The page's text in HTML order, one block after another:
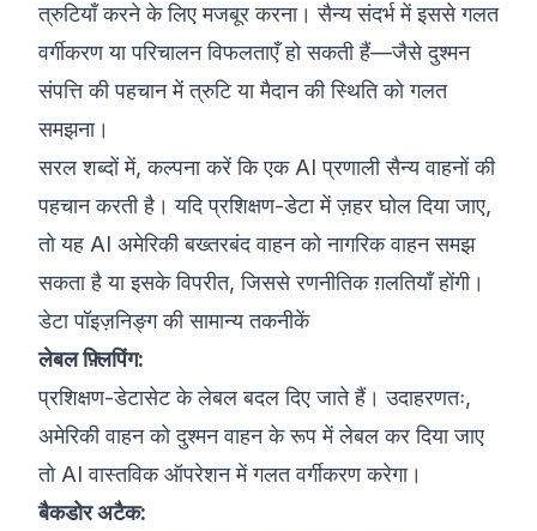
त्रुटियाँ करने के लिए मजबूर करना। सैन्य संदर्भ में इससे गलत
वर्गीकरण या परिचालन विफलताएँ हो सकती हैं—जैसे दुश्मन
संपत्ति की पहचान में त्रुटि या मैदान की स्थिति को गलत
समझना।
सरल शब्दों में, कल्पना करें कि एक AI प्रणाली सैन्य वाहनों की
पहचान करती है। यदि प्रशिक्षण-डेटा में ज़हर घोल दिया जाए,
तो यह AI अमेरिकी बख्तरबंद वाहन को नागरिक वाहन समझ
सकता है या इसके विपरीत, जिससे रणनीतिक ग़लतियाँ होंगी।
डेटा पॉइज़निङ्ग की सामान्य तकनीकें
लेबल फ़्लिपिंग:
प्रशिक्षण-डेटासेट के लेबल बदल दिए जाते हैं। उदाहरणतः,
अमेरिकी वाहन को दुश्मन वाहन के रूप में लेबल कर दिया जाए
तो AI वास्तविक ऑपरेशन में गलत वर्गीकरण करेगा।
बैकडोर अटैक: